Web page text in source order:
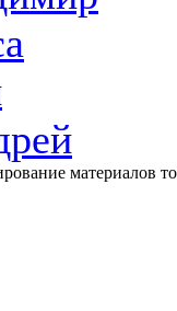
материалов